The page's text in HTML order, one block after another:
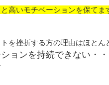
高いモチベーションを保てま
を挫折する方の理由はほとん
ションを持続できない・・